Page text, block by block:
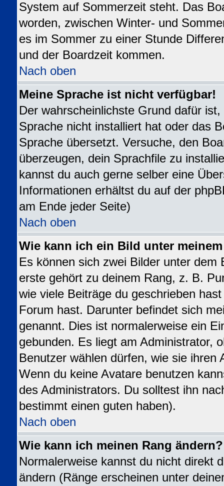
System auf Sommerzeit steht. Das
worden, zwischen Winter- und
es im Sommer zu einer Stunde
und der Boardzeit kommen.
Nach oben
Meine Sprache ist nicht verfügbar!
Der wahrscheinlichste Grund dafür
Sprache nicht installiert hat oder das
Sprache übersetzt. Versuche, den
überzeugen, dein Sprachfile zu
kannst du auch gerne selber eine
Informationen erhältst du auf der
am Ende jeder Seite)
Nach oben
Wie kann ich ein Bild unter
Es können sich zwei Bilder unter dem
erste gehört zu deinem Rang, z. B.
wie viele Beiträge du geschrieben
Forum hast. Darunter befindet sich
genannt. Dies ist normalerweise ein
gebunden. Es liegt am Administrator,
Benutzer wählen dürfen, wie sie ihren
Wenn du keine Avatare benutzen
des Administrators. Du solltest ihn
bestimmt einen guten haben).
Nach oben
Wie kann ich meinen Rang ändern?
Normalerweise kannst du nicht direkt
ändern (Ränge erscheinen unter